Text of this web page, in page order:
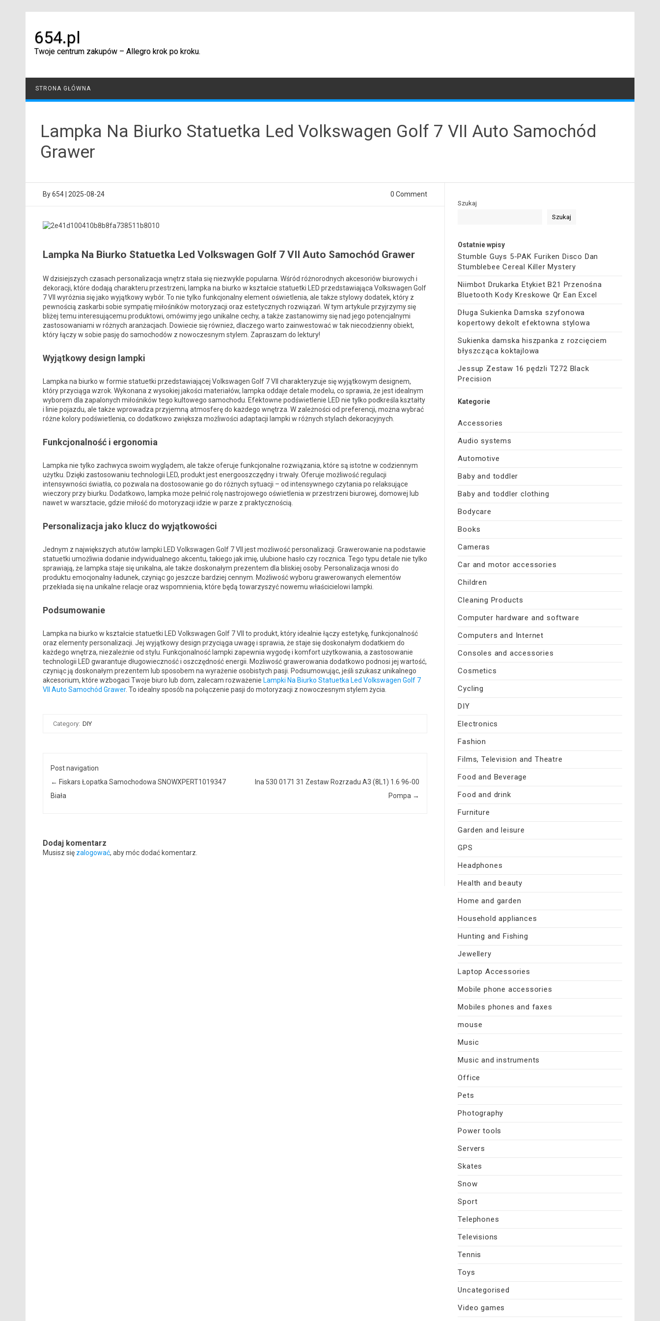
654.pl
Twoje centrum zakupów – Allegro krok po kroku.
STRONA GŁÓWNA
Lampka Na Biurko Statuetka Led Volkswagen Golf 7 VII Auto Samochód
Grawer
By654 2025-08-24 0 Comment
Lampka Na Biurko Statuetka Led Volkswagen Golf 7 VII Auto Samochód Grawer
W dzisiejszych czasach personalizacja wnętrz stała się niezwykle popularna. Wśród różnorodnych akcesoriów biurowych i
dekoracji, które dodają charakteru przestrzeni, lampka na biurko w kształcie statuetki LED przedstawiająca Volkswagen Golf
7 VII wyróżnia się jako wyjątkowy wybór. To nie tylko funkcjonalny element oświetlenia, ale także stylowy dodatek, który z
pewnością zaskarbi sobie sympatię miłośników motoryzacji oraz estetycznych rozwiązań. W tym artykule przyjrzymy się
bliżej temu interesującemu produktowi, omówimy jego unikalne cechy, a także zastanowimy się nad jego potencjalnymi
zastosowaniami w różnych aranżacjach. Dowiecie się również, dlaczego warto zainwestować w tak niecodzienny obiekt,
który łączy w sobie pasję do samochodów z nowoczesnym stylem. Zapraszam do lektury!
Wyjątkowy design lampki
Lampka na biurko w formie statuetki przedstawiającej Volkswagen Golf 7 VII charakteryzuje się wyjątkowym designem,
który przyciąga wzrok. Wykonana z wysokiej jakości materiałów, lampka oddaje detale modelu, co sprawia, że jest idealnym
wyborem dla zapalonych miłośników tego kultowego samochodu. Efektowne podświetlenie LED nie tylko podkreśla kształty
i linie pojazdu, ale także wprowadza przyjemną atmosferę do każdego wnętrza. W zależności od preferencji, można wybrać
różne kolory podświetlenia, co dodatkowo zwiększa możliwości adaptacji lampki w różnych stylach dekoracyjnych.
Funkcjonalność i ergonomia
Lampka nie tylko zachwyca swoim wyglądem, ale także oferuje funkcjonalne rozwiązania, które są istotne w codziennym
użytku. Dzięki zastosowaniu technologii LED, produkt jest energooszczędny i trwały. Oferuje możliwość regulacji
intensywności światła, co pozwala na dostosowanie go do różnych sytuacji – od intensywnego czytania po relaksujące
wieczory przy biurku. Dodatkowo, lampka może pełnić rolę nastrojowego oświetlenia w przestrzeni biurowej, domowej lub
nawet w warsztacie, gdzie miłość do motoryzacji idzie w parze z praktycznością.
Personalizacja jako klucz do wyjątkowości
Jednym z największych atutów lampki LED Volkswagen Golf 7 VII jest możliwość personalizacji. Grawerowanie na podstawie
statuetki umożliwia dodanie indywidualnego akcentu, takiego jak imię, ulubione hasło czy rocznica. Tego typu detale nie tylko
sprawiają, że lampka staje się unikalna, ale także doskonałym prezentem dla bliskiej osoby. Personalizacja wnosi do
produktu emocjonalny ładunek, czyniąc go jeszcze bardziej cennym. Możliwość wyboru grawerowanych elementów
przekłada się na unikalne relacje oraz wspomnienia, które będą towarzyszyć nowemu właścicielowi lampki.
Podsumowanie
Lampka na biurko w kształcie statuetki LED Volkswagen Golf 7 VII to produkt, który idealnie łączy estetykę, funkcjonalność
oraz elementy personalizacji. Jej wyjątkowy design przyciąga uwagę i sprawia, że staje się doskonałym dodatkiem do
każdego wnętrza, niezależnie od stylu. Funkcjonalność lampki zapewnia wygodę i komfort użytkowania, a zastosowanie
technologii LED gwarantuje długowieczność i oszczędność energii. Możliwość grawerowania dodatkowo podnosi jej wartość,
czyniąc ją doskonałym prezentem lub sposobem na wyrażenie osobistych pasji. Podsumowując, jeśli szukasz unikalnego
akcesorium, które wzbogaci Twoje biuro lub dom, zalecam rozważenie Lampki Na Biurko Statuetka Led Volkswagen Golf 7
VII Auto Samochód Grawer. To idealny sposób na połączenie pasji do motoryzacji z nowoczesnym stylem życia.
Category: DIY
Post navigation
← Fiskars Łopatka Samochodowa SNOWXPERT1019347
Biała
Ina 530 0171 31 Zestaw Rozrzadu A3 (8L1) 1.6 96-00
Pompa →
Dodaj komentarz
Musisz się zalogować, aby móc dodać komentarz.
Szukaj
Szukaj
Ostatnie wpisy
Stumble Guys 5-PAK Furiken Disco Dan
Stumblebee Cereal Killer Mystery
Niimbot Drukarka Etykiet B21 Przenośna
Bluetooth Kody Kreskowe Qr Ean Excel
Długa Sukienka Damska szyfonowa
kopertowy dekolt efektowna stylowa
Sukienka damska hiszpanka z rozcięciem
błyszcząca koktajlowa
Jessup Zestaw 16 pędzli T272 Black
Precision
Kategorie
Accessories
Audio systems
Automotive
Baby and toddler
Baby and toddler clothing
Bodycare
Books
Cameras
Car and motor accessories
Children
Cleaning Products
Computer hardware and software
Computers and Internet
Consoles and accessories
Cosmetics
Cycling
DIY
Electronics
Fashion
Films, Television and Theatre
Food and Beverage
Food and drink
Furniture
Garden and leisure
GPS
Headphones
Health and beauty
Home and garden
Household appliances
Hunting and Fishing
Jewellery
Laptop Accessories
Mobile phone accessories
Mobiles phones and faxes
mouse
Music
Music and instruments
Office
Pets
Photography
Power tools
Servers
Skates
Snow
Sport
Telephones
Televisions
Tennis
Toys
Uncategorised
Video games